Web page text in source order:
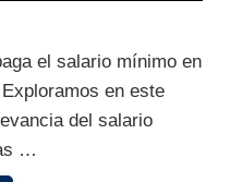
el salario mínimo en
en este
del salario
…